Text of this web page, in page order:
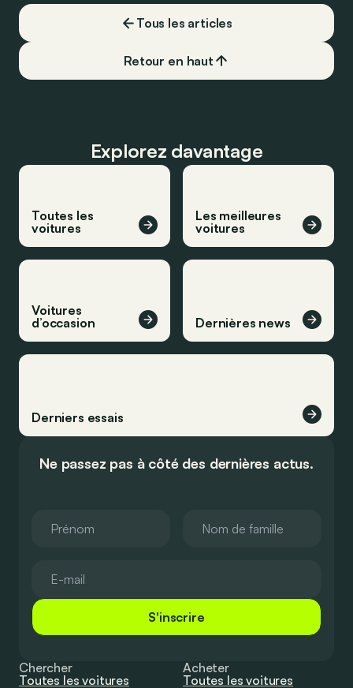
Tous les articles
Retour en haut
Explorez davantage
Toutes les
voitures
Les meilleures
voitures
Voitures
d’occasion
Dernières news
Derniers essais
Ne passez pas à côté des dernières actus.
S'inscrire
Chercher
Toutes les voitures
Acheter
Toutes les voitures